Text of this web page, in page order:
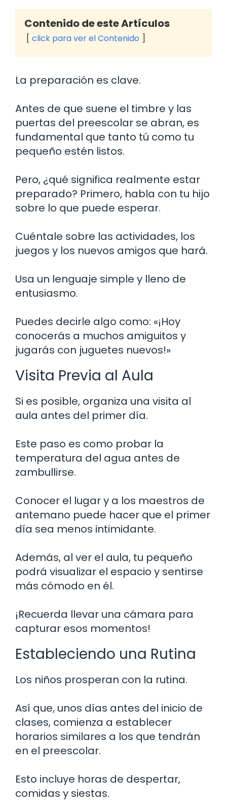
Contenido de este Artículos
click para ver el Contenido
La preparación es clave.
Antes de que suene el timbre y las
puertas del preescolar se abran, es
fundamental que tanto tú como tu
pequeño estén listos.
Pero, ¿qué significa realmente estar
preparado? Primero, habla con tu hijo
sobre lo que puede esperar.
Cuéntale sobre las actividades, los
juegos y los nuevos amigos que hará.
Usa un lenguaje simple y lleno de
entusiasmo.
Puedes decirle algo como: «¡Hoy
conocerás a muchos amiguitos y
jugarás con juguetes nuevos!»
Visita Previa al Aula
Si es posible, organiza una visita al
aula antes del primer día.
Este paso es como probar la
temperatura del agua antes de
zambullirse.
Conocer el lugar y a los maestros de
antemano puede hacer que el primer
día sea menos intimidante.
Además, al ver el aula, tu pequeño
podrá visualizar el espacio y sentirse
más cómodo en él.
¡Recuerda llevar una cámara para
capturar esos momentos!
Estableciendo una Rutina
Los niños prosperan con la rutina.
Así que, unos días antes del inicio de
clases, comienza a establecer
horarios similares a los que tendrán
en el preescolar.
Esto incluye horas de despertar,
comidas y siestas.